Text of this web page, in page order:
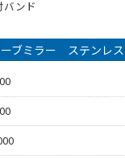
バンド
ブミラー ステンレス